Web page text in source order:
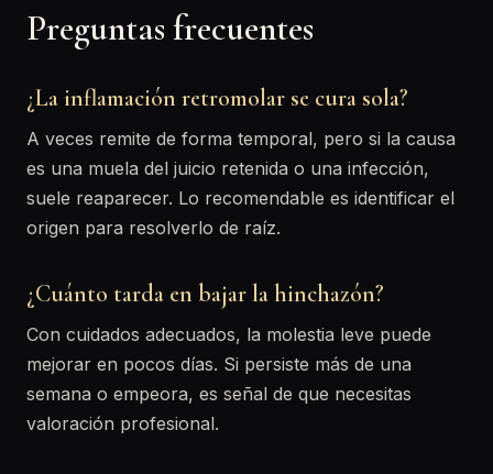
Preguntas frecuentes
¿La inflamación retromolar se cura sola?
A veces remite de forma temporal, pero si la causa
es una muela del juicio retenida o una infección,
suele reaparecer. Lo recomendable es identificar el
origen para resolverlo de raíz.
¿Cuánto tarda en bajar la hinchazón?
Con cuidados adecuados, la molestia leve puede
mejorar en pocos días. Si persiste más de una
semana o empeora, es señal de que necesitas
valoración profesional.